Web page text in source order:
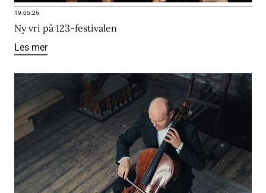
19.05.26
Ny vri på 123-festivalen
Les mer